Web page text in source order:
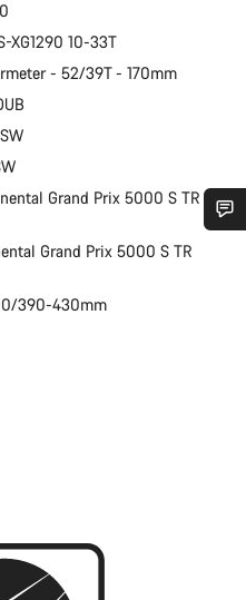
XG1290 10-33T
- 52/39T - 170mm
Grand Prix 5000 S TR
Grand Prix 5000 S TR
390-430mm
a tua disposizione.